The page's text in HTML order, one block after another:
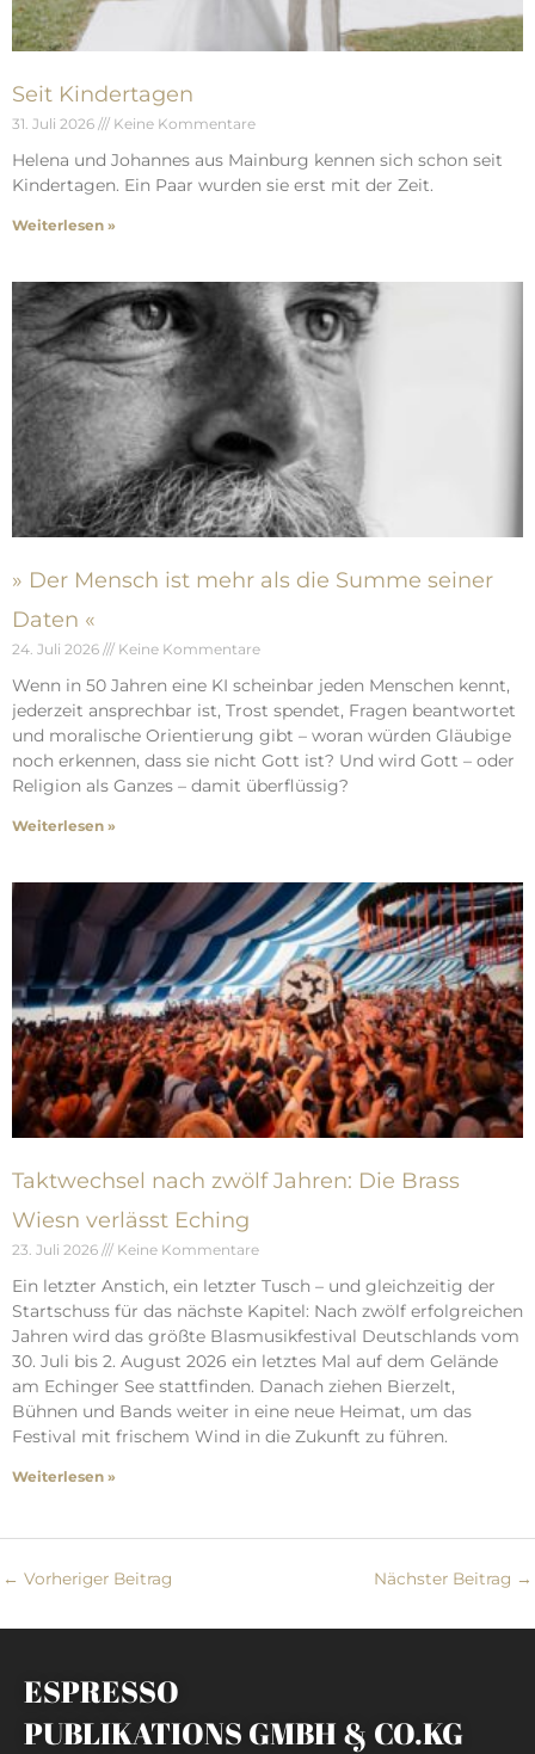
Seit Kindertagen
31. Juli 2026 Keine Kommentare
Helena und Johannes aus Mainburg kennen sich schon seit
Kindertagen. Ein Paar wurden sie erst mit der Zeit.
Weiterlesen »
» Der Mensch ist mehr als die Summe seiner
Daten «
24. Juli 2026 Keine Kommentare
Wenn in 50 Jahren eine KI scheinbar jeden Menschen kennt,
jederzeit ansprechbar ist, Trost spendet, Fragen beantwortet
und moralische Orientierung gibt – woran würden Gläubige
noch erkennen, dass sie nicht Gott ist? Und wird Gott – oder
Religion als Ganzes – damit überflüssig?
Weiterlesen »
Taktwechsel nach zwölf Jahren: Die Brass
Wiesn verlässt Eching
23. Juli 2026 Keine Kommentare
Ein letzter Anstich, ein letzter Tusch – und gleichzeitig der
Startschuss für das nächste Kapitel: Nach zwölf erfolgreichen
Jahren wird das größte Blasmusikfestival Deutschlands vom
30. Juli bis 2. August 2026 ein letztes Mal auf dem Gelände
am Echinger See stattfinden. Danach ziehen Bierzelt,
Bühnen und Bands weiter in eine neue Heimat, um das
Festival mit frischem Wind in die Zukunft zu führen.
Weiterlesen »
← Vorheriger Beitrag Nächster Beitrag →
ESPRESSO
PUBLIKATIONS GMBH & CO.KG